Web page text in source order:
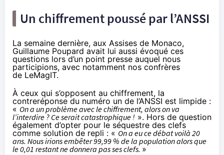
Un chiffrement poussé par l’ANSSI
La semaine dernière, aux Assises de Monaco,
Guillaume Poupard avait lui aussi évoqué ces
questions lors d’un point presse auquel nous
participions, avec notamment nos confrères
de LeMagIT.
À ceux qui s’opposent au chiffrement, la
contreréponse du numéro un de l’ANSSI est limpide :
« On a un problème avec le chiffrement, alors on va
l’interdire ? Ce serait catastrophique ! ». Hors de question
également d’opter pour le séquestre des clefs
comme solution de repli : « On a eu ce débat voilà 20
ans. Nous irions embêter 99,99 % de la population alors que
le 0,01 restant ne donnera pas ses clefs. »